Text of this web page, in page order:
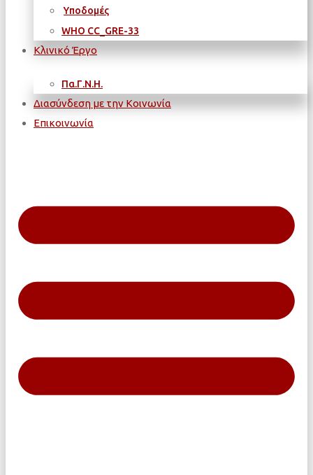
Υποδομές
WΗΟ CC_GRE-33
Κλινικό Έργο
Πα.Γ.Ν.Η.
Διασύνδεση με την Κοινωνία
Επικοινωνία